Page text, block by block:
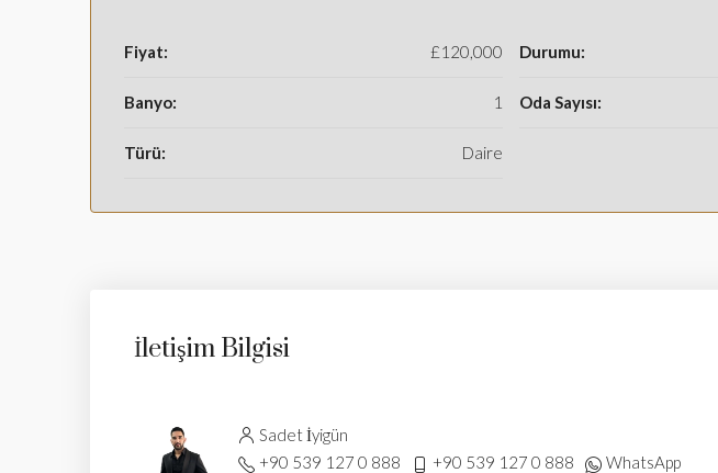
Fiyat: £120,000
Banyo: 1
Türü: Daire
Durumu:
Oda Sayısı:
İletişim Bilgisi
Sadet İyigün
+90 539 127 0 888
+90 539 127 0 888 WhatsApp